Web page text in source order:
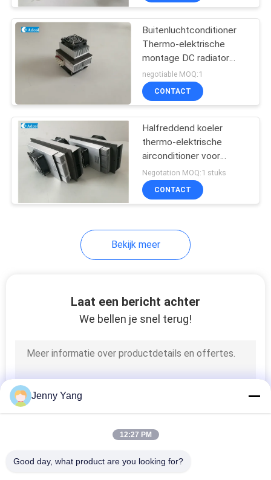
Buitenluchtconditioner
Thermo-elektrische
montage DC radiator
Warmteafvoer en
luchtkoeling ventilator
negotiable MOQ:1
CONTACT
Halfreddend koeler
thermo-elektrische
airconditioner voor
telecomkast 200W
48VDC
Negotation MOQ:1 stuks
CONTACT
Bekijk meer
Laat een bericht achter
We bellen je snel terug!
Jenny Yang
12:27 PM
Good day, what product are you looking for?